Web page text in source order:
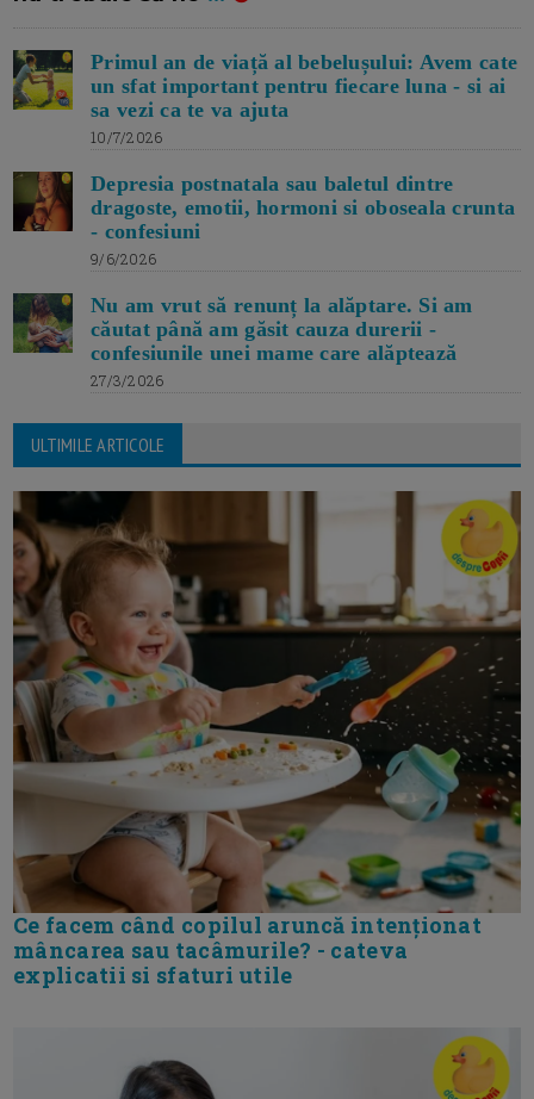
Primul an de viață al bebelușului: Avem cate
un sfat important pentru fiecare luna - si ai
sa vezi ca te va ajuta
10/7/2026
Depresia postnatala sau baletul dintre
dragoste, emotii, hormoni si oboseala crunta
- confesiuni
9/6/2026
Nu am vrut să renunț la alăptare. Si am
căutat până am găsit cauza durerii -
confesiunile unei mame care alăptează
27/3/2026
ULTIMILE ARTICOLE
Ce facem când copilul aruncă intenționat
mâncarea sau tacâmurile? - cateva
explicatii si sfaturi utile